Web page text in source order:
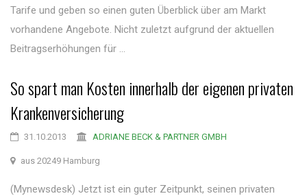
Tarife und geben so einen guten Überblick über am Markt
vorhandene Angebote. Nicht zuletzt aufgrund der aktuellen
Beitragserhöhungen für ...
So spart man Kosten innerhalb der eigenen privaten
Krankenversicherung
31.10.2013 ADRIANE BECK & PARTNER GMBH
aus 20249 Hamburg
(Mynewsdesk) Jetzt ist ein guter Zeitpunkt, seinen privaten